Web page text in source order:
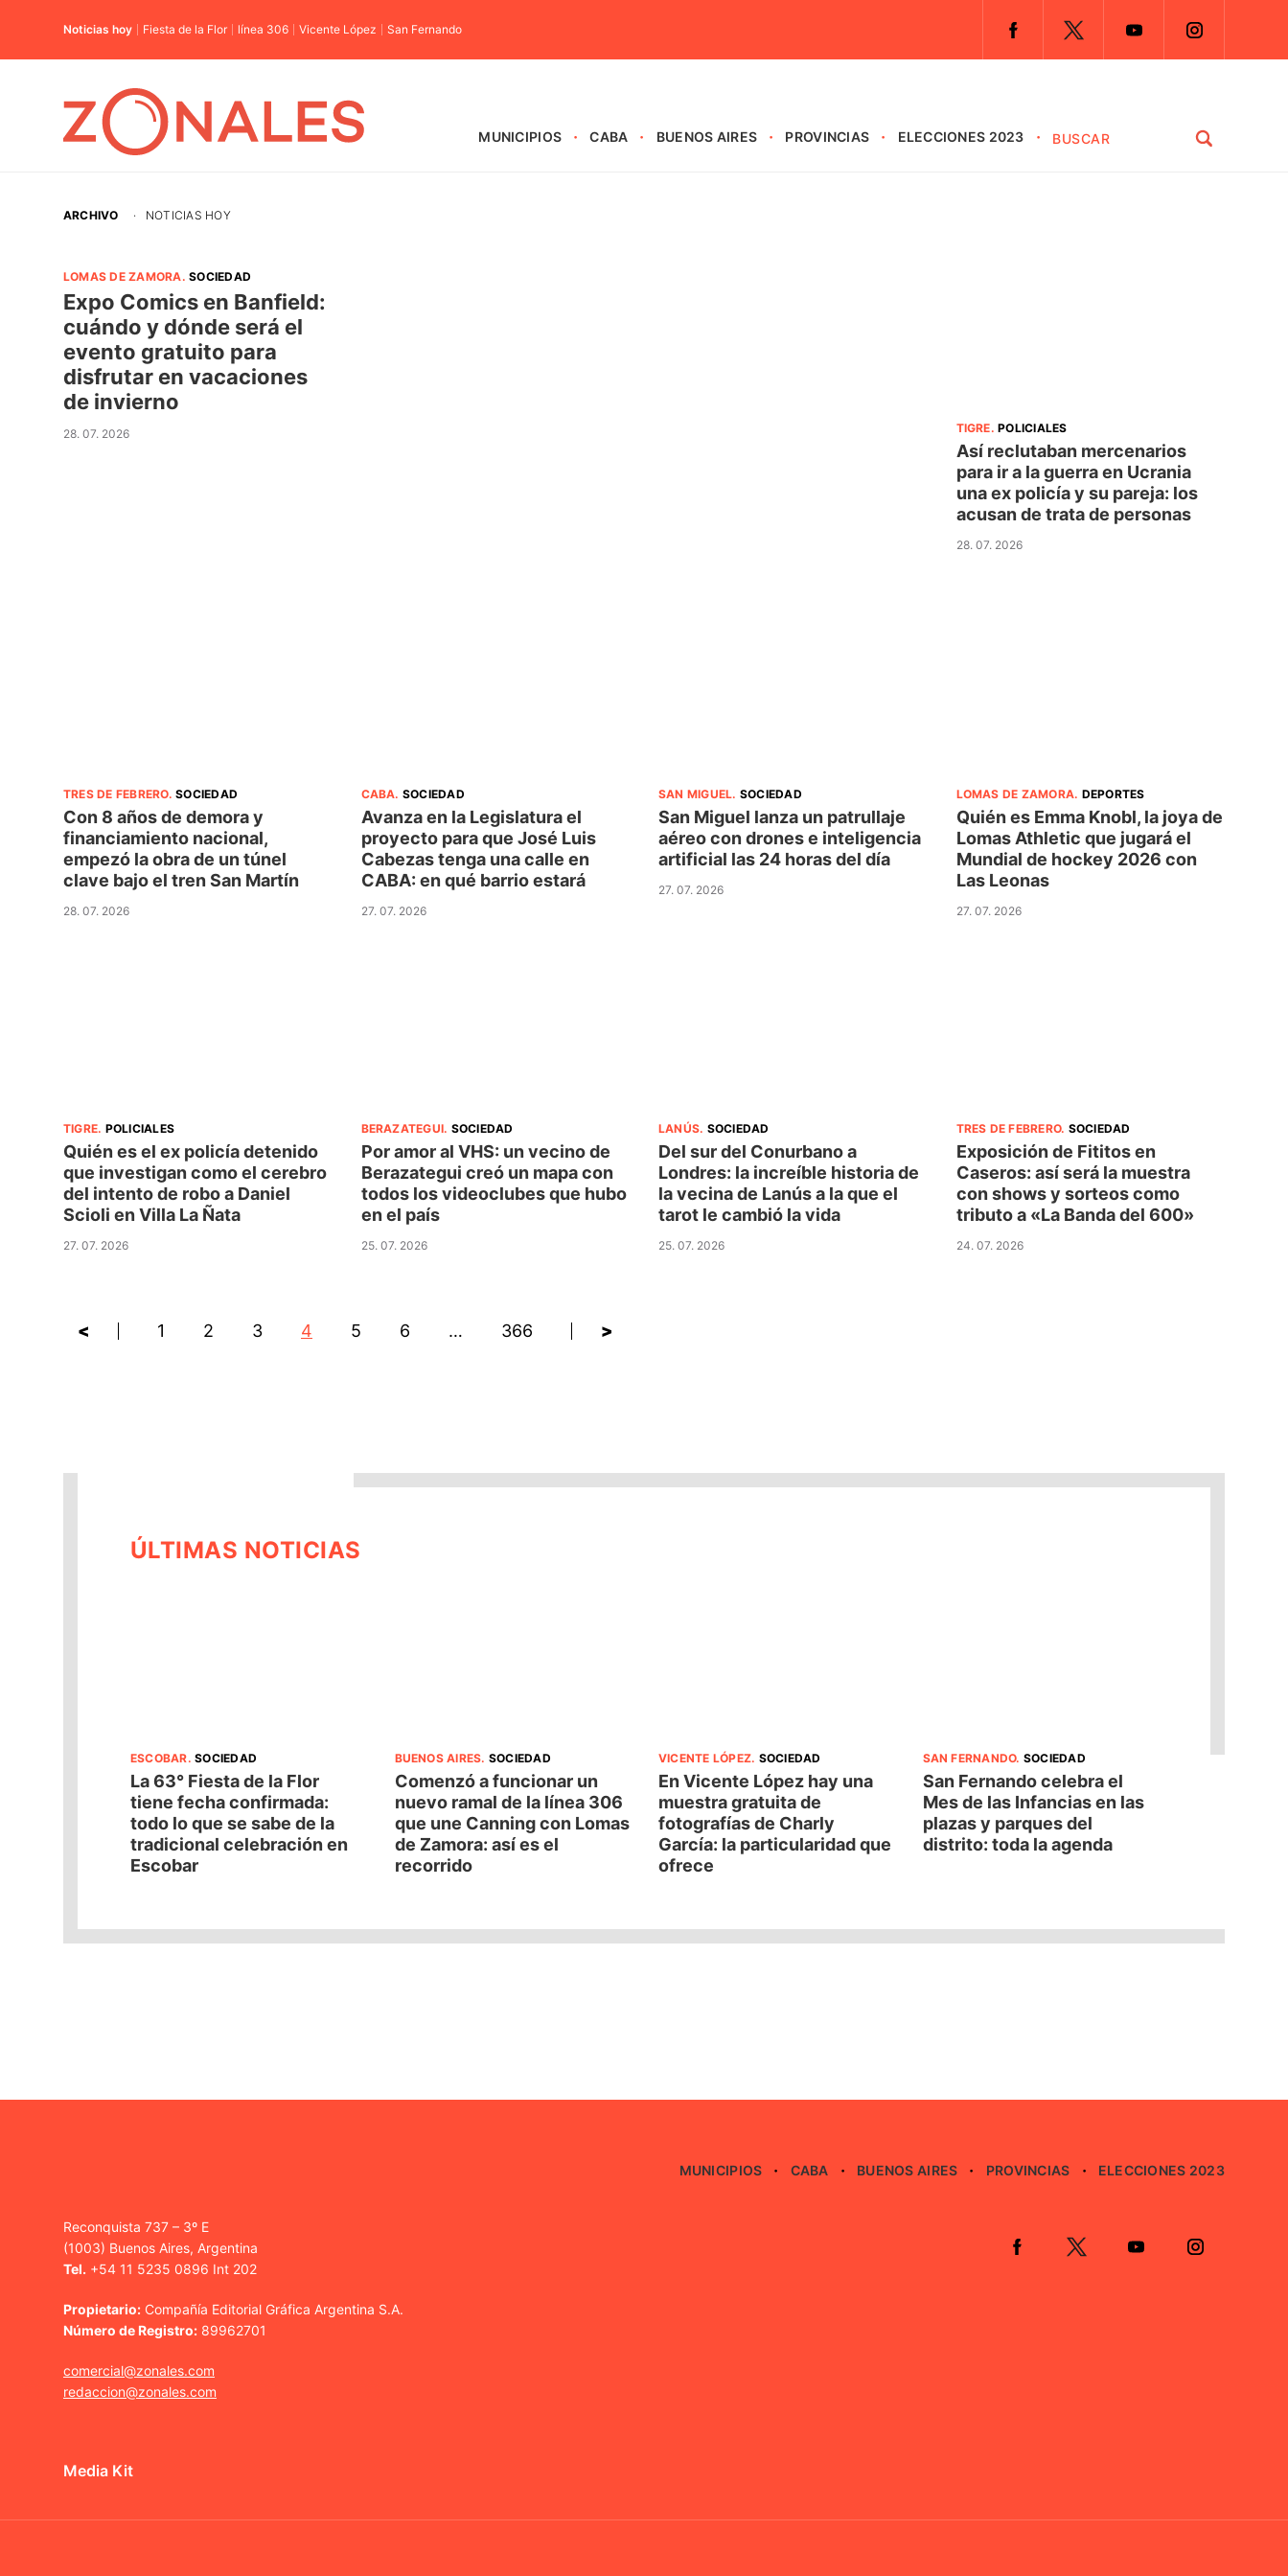
Noticias hoy Fiesta de la Flor línea 306 Vicente López San Fernando
MUNICIPIOS CABA BUENOS AIRES PROVINCIAS ELECCIONES 2023
ARCHIVO · NOTICIAS HOY
LOMAS DE ZAMORA.SOCIEDAD
Expo Comics en Banfield:
cuándo y dónde será el
evento gratuito para
disfrutar en vacaciones
de invierno
28. 07. 2026 TIGRE.POLICIALES
Así reclutaban mercenarios
para ir a la guerra en Ucrania
una ex policía y su pareja: los
acusan de trata de personas
28. 07. 2026
TRES DE FEBRERO.SOCIEDAD
Con 8 años de demora y
financiamiento nacional,
empezó la obra de un túnel
clave bajo el tren San Martín
28. 07. 2026
CABA. SOCIEDAD
Avanza en la Legislatura el
proyecto para que José Luis
Cabezas tenga una calle en
CABA: en qué barrio estará
27. 07. 2026
SAN MIGUEL. SOCIEDAD
San Miguel lanza un patrullaje
aéreo con drones e inteligencia
artificial las 24 horas del día
27. 07. 2026
LOMAS DE ZAMORA. DEPORTES
Quién es Emma Knobl, la joya de
Lomas Athletic que jugará el
Mundial de hockey 2026 con
Las Leonas
27. 07. 2026
TIGRE. POLICIALES
Quién es el ex policía detenido
que investigan como el cerebro
del intento de robo a Daniel
Scioli en Villa La Ñata
27. 07. 2026
BERAZATEGUI. SOCIEDAD
Por amor al VHS: un vecino de
Berazategui creó un mapa con
todos los videoclubes que hubo
en el país
25. 07. 2026
LANÚS. SOCIEDAD
Del sur del Conurbano a
Londres: la increíble historia de
la vecina de Lanús a la que el
tarot le cambió la vida
25. 07. 2026
TRES DE FEBRERO. SOCIEDAD
Exposición de Fititos en
Caseros: así será la muestra
con shows y sorteos como
tributo a «La Banda del 600»
24. 07. 2026
< 1 2 3 4 5 6 … 366 >
ÚLTIMAS NOTICIAS
ESCOBAR.SOCIEDAD
La 63° Fiesta de la Flor
tiene fecha confirmada:
todo lo que se sabe de la
tradicional celebración en
Escobar
BUENOS AIRES. SOCIEDAD
Comenzó a funcionar un
nuevo ramal de la línea 306
que une Canning con Lomas
de Zamora: así es el
recorrido
VICENTE LÓPEZ. SOCIEDAD
En Vicente López hay una
muestra gratuita de
fotografías de Charly
García: la particularidad que
ofrece
SAN FERNANDO. SOCIEDAD
San Fernando celebra el
Mes de las Infancias en las
plazas y parques del
distrito: toda la agenda
MUNICIPIOS CABA BUENOS AIRES PROVINCIAS ELECCIONES 2023
Reconquista 737 – 3º E
(1003) Buenos Aires, Argentina
Tel. +54 11 5235 0896 Int 202
Propietario: Compañía Editorial Gráfica Argentina S.A.
Número de Registro: 89962701
comercial@zonales.com
redaccion@zonales.com
Media Kit